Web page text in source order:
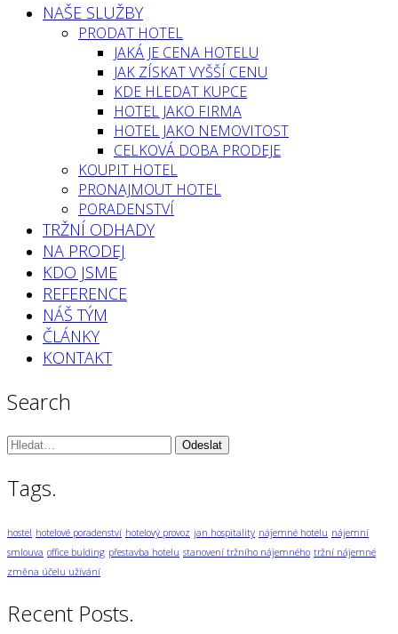
NAŠE SLUŽBY
PRODAT HOTEL
JAKÁ JE CENA HOTELU
JAK ZÍSKAT VYŠŠÍ CENU
KDE HLEDAT KUPCE
HOTEL JAKO FIRMA
HOTEL JAKO NEMOVITOST
CELKOVÁ DOBA PRODEJE
KOUPIT HOTEL
PRONAJMOUT HOTEL
PORADENSTVÍ
TRŽNÍ ODHADY
NA PRODEJ
KDO JSME
REFERENCE
NÁŠ TÝM
ČLÁNKY
KONTAKT
Search
Vyhledávání:
Tags.
hostel hotelové poradenství hotelový provoz jan hospitality nájemné hotelu nájemní
smlouva office bulding přestavba hotelu stanovení tržního nájemného tržní nájemné
změna účelu užívání
Recent Posts.